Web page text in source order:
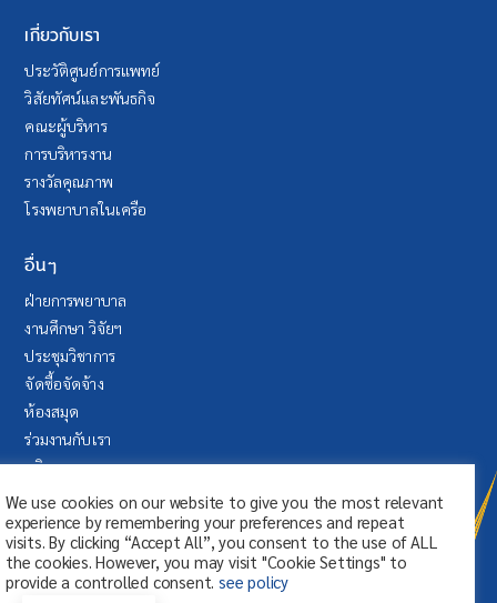
เกี่ยวกับเรา
ประวัติศูนย์การแพทย์
วิสัยทัศน์และพันธกิจ
คณะผู้บริหาร
การบริหารงาน
รางวัลคุณภาพ
โรงพยาบาลในเครือ
อื่นๆ
ฝ่ายการพยาบาล
งานศึกษา วิจัยฯ
ประชุมวิชาการ
จัดซื้อจัดจ้าง
ห้องสมุด
ร่วมงานกับเรา
บริจาค
ระบบลา (SAP Fiori)
We use cookies on our website to give you the most relevant
experience by remembering your preferences and repeat
visits. By clicking “Accept All”, you consent to the use of ALL
the cookies. However, you may visit "Cookie Settings" to
provide a controlled consent.see policy